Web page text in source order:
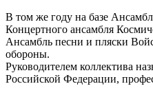
В том же году на базе
Концертного ансамбля
Ансамбль песни и пляски
обороны.
Руководителем коллектива
Российской Федерации,